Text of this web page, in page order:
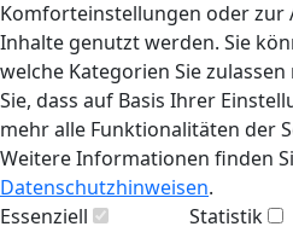
Komforteinstellungen oder zur
Inhalte genutzt werden. Sie
welche Kategorien Sie
Sie, dass auf Basis Ihrer
mehr alle Funktionalitäten der
Weitere Informationen finden
Datenschutzhinweisen.
Essenziell
Statistik